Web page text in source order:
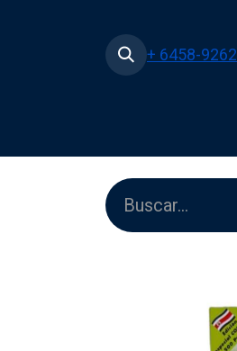
+ 6458-9262